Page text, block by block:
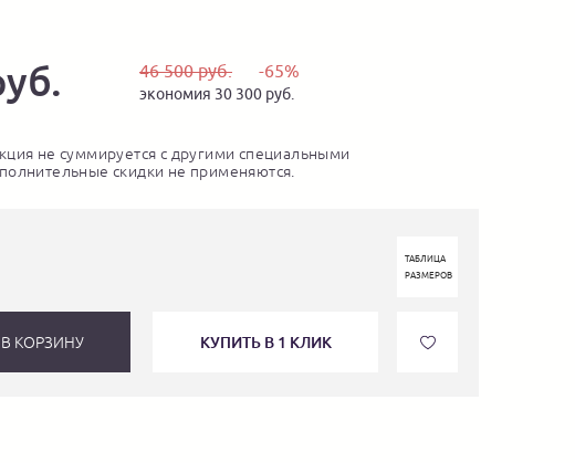
46 500 руб. -65%
экономия 30 300 руб.
не суммируется с другими специальными
скидки не применяются.
ТАБЛИЦА
РАЗМЕРОВ
КОРЗИНУ КУПИТЬ В 1 КЛИК